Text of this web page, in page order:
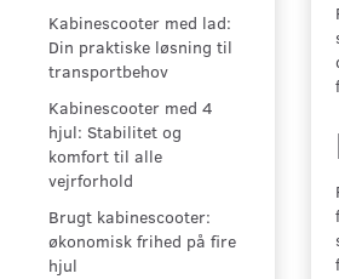
Kabinescooter med lad:
Din praktiske løsning til
transportbehov
Kabinescooter med 4
hjul: Stabilitet og
komfort til alle
vejrforhold
Brugt kabinescooter:
økonomisk frihed på fire
hjul